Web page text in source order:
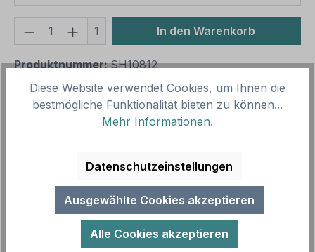
Produkt Anzahl: Gib den
1 In den Warenkorb
Produktnummer:SH10812
Vorlagenummer: VBT-15-K
oder praxisbewährt als Kombinationsschild mit
Zusatztext. Kombinationssch…Mehr
Diese Website verwendet Cookies, um Ihnen die
bestmögliche Funktionalität bieten zu können...
Mehr Informationen.
Datenschutzeinstellungen
Ausgewählte Cookies akzeptieren
Alle Cookies akzeptieren